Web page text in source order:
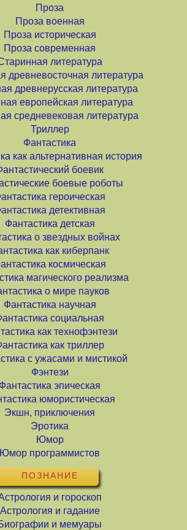
Проза
Проза военная
Проза историческая
Проза современная
литература
древневосточная литература
древнерусская литература
европейская литература
средневековая литература
Триллер
Фантастика
как альтернативная история
боевик
боевые роботы
героическая
детективная
Фантастика детская
о звездных войнах
как киберпанк
космическая
магического реализма
о мире пауков
Фантастика научная
социальная
как технофэнтези
как триллер
с ужасами и мистикой
Фэнтези
Фантастика эпическая
юмористическая
Экшн, приключения
Эротика
Юмор
Юмор программистов
ПОЗНАНИЕ
и гороскоп
Астрология и гадание
и мемуары